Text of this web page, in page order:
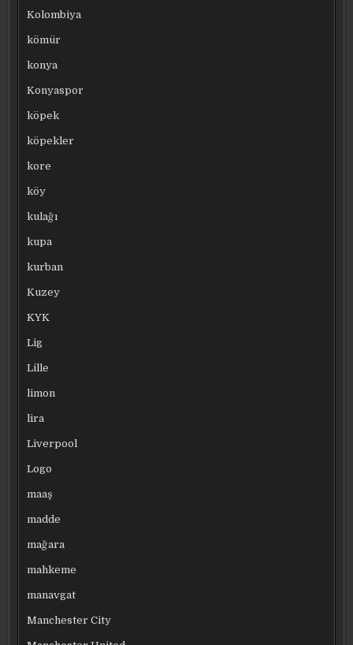
Kolombiya
kömür
konya
Konyaspor
köpek
köpekler
kore
köy
kulağı
kupa
kurban
Kuzey
KYK
Lig
Lille
limon
lira
Liverpool
Logo
maaş
madde
mağara
mahkeme
manavgat
Manchester City